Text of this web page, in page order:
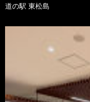
道の駅 東松島